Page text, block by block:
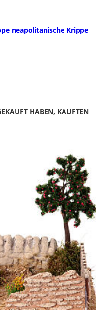
neapolitanische Krippe
HABEN, KAUFTEN